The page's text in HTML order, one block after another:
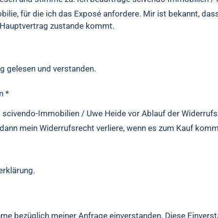
für die ich das Exposé anfordere. Mir ist bekannt,
zustande kommt.
gelesen und verstanden.
*
Immobilien / Uwe Heide vor Ablauf der
mein Widerrufsrecht verliere, wenn es zum Kauf
bezüglich meiner Anfrage einverstanden. Diese